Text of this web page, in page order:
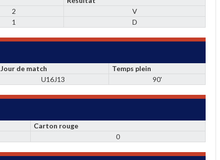
2
V
1 D
Jour de match
Temps plein
U16J13 90'
Carton rouge
0